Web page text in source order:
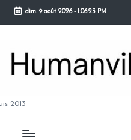
Skip
content
dim. 9 août 2026- 1:06:23 PM
2013